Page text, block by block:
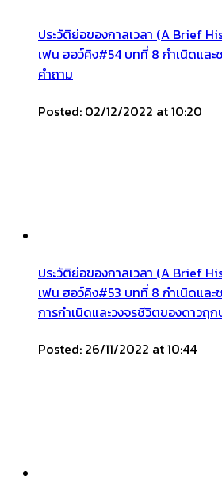
ประวัติย่อของกาลเวลา (A Brief
เฟน ฮอว์คิง#54 บทที่ 8 กำเนิดและ
คำถาม
Posted: 02/12/2022 at 10:20
ประวัติย่อของกาลเวลา (A Brief
เฟน ฮอว์คิง#53 บทที่ 8 กำเนิดและ
การกำเนิดและวงจรชีวิตของดาวฤ
Posted: 26/11/2022 at 10:44